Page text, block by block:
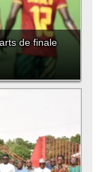
de finale